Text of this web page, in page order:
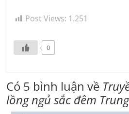
Post Views: 1.251
0
Có 5 bình luận về
lồng ngủ sắc đêm